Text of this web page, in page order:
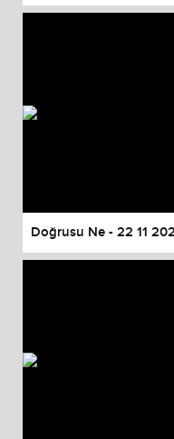
Doğrusu Ne - 22 11